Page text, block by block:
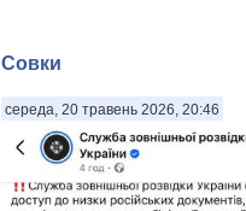
Совки
середа, 20 травень 2026, 20:46